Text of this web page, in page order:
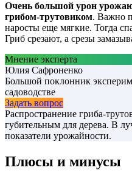
Очень большой урон
грибом-трутовиком. Важно
наросты еще мягкие. Тогда
Гриб срезают, а срезы
Мнение эксперта
Юлия Сафроненко
Большой поклонник
садоводстве
Задать вопрос
Распространение гриба-
губительным для дерева. В
показатели урожайности.
Плюсы и минусы